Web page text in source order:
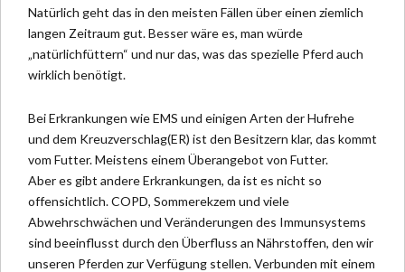
Natürlich geht das in den meisten Fällen über einen ziemlich
langen Zeitraum gut. Besser wäre es, man würde
„natürlichfüttern“ und nur das, was das spezielle Pferd auch
wirklich benötigt.
Bei Erkrankungen wie EMS und einigen Arten derHufrehe
und dem Kreuzverschlag(ER) ist den Besitzern klar, das kommt
vom Futter. Meistens einem Überangebot von Futter.
Aber es gibt andere Erkrankungen, da ist es nicht so
offensichtlich.COPD, Sommerekzem und viele
Abwehrschwächen und Veränderungen des Immunsystems
sind beeinflusst durch den Überfluss an Nährstoffen, den wir
unseren Pferden zur Verfügung stellen. Verbunden mit einem